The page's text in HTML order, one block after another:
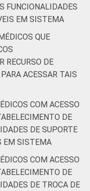
FUNCIONALIDADES
EM SISTEMA
QUE
RECURSO DE
ACESSAR TAIS
COM ACESSO
DE
DE SUPORTE
EM SISTEMA
COM ACESSO
DE
DE TROCA DE